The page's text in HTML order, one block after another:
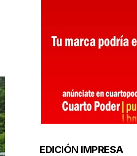
EDICIÓN IMPRESA